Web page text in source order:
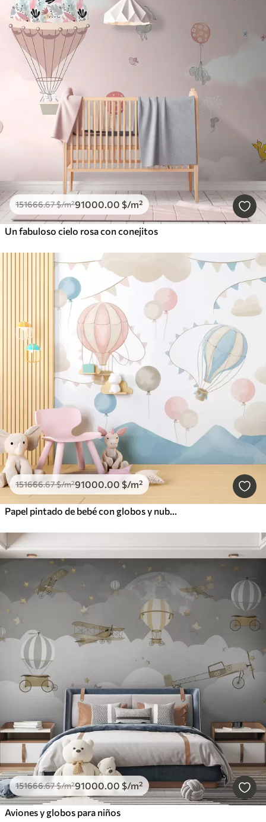
151666.67$/m²91000.00 $/m²
Un fabuloso cielo rosa con conejitos
151666.67$/m²91000.00 $/m²
Papel pintado de bebé con globos y nubes
151666.67$/m²91000.00 $/m²
Aviones y globos para niños